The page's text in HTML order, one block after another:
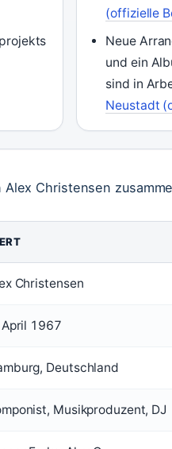
(offizielle
Neue
und ein
sind in
Neustadt
Christensen
Christensen
1967
Deutschland
Musikproduzent, DJ